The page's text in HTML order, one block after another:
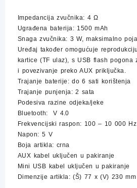
Impedancija zvučnika: 4 Ω
Ugrađena baterija: 1500 mAh
Snaga zvučnika: 3 W, maksimalno
Uređaj također omogućuje
kartice (TF ulaz), s USB flash pogona
i povezivanje preko AUX priključka.
Trajanje baterije: do 6 sati korištenja
Trajanje punjenja: 2 sata
Podesiva razine odjeka/jeke
Bluetooth: V 4.0
Frekvencijski raspon: 100 – 10 000 Hz
Napon: 5 V
Boja artikla: crna
AUX kabel uključen u pakiranje
Mini USB kabel uključen u pakiranje
Dimenzije artikla: (Š) 77 x (V) 230 mm